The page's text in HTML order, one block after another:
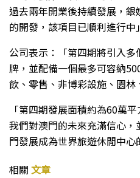
過去兩年開業後持續發展，
的開發，該項目已順利進行中
公司表示：「第四期將引入
牌，並配備一個最多可容納
飲、零售、非博彩設施、園林
「第四期發展面積約為60萬
我們對澳門的未來充滿信心
門發展成為世界旅遊休閒中心
相關 文章